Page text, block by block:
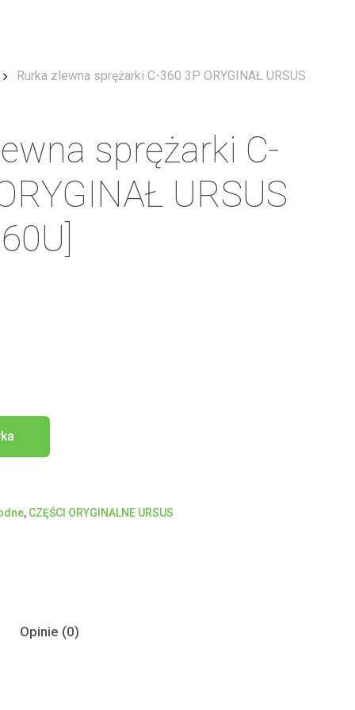
Rurka zlewna sprężarki C-360 3P ORYGINAŁ URSUS
sprężarki C-
URSUS
, CZĘŚCI ORYGINALNE URSUS
Opinie (0)